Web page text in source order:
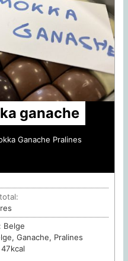
ganache
Ganache Pralines
Belge
Ganache, Pralines
47kcal